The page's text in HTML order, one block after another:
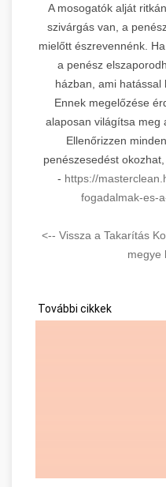
A mosogatók alját
szivárgás van, a
mielőtt észrevennénk.
a penész
házban, ami hatással
Ennek megelőzése
alaposan világítsa meg
Ellenőrizzen
penészesedést
- https://
fogadalmak-es-
<-- Vissza a Takarítás
megye
További cikkek